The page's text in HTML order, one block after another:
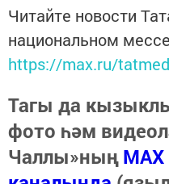
Читайте новости
национальном
https://max.ru/
Тагы да
фото һәм
Чаллы»ныңMAX